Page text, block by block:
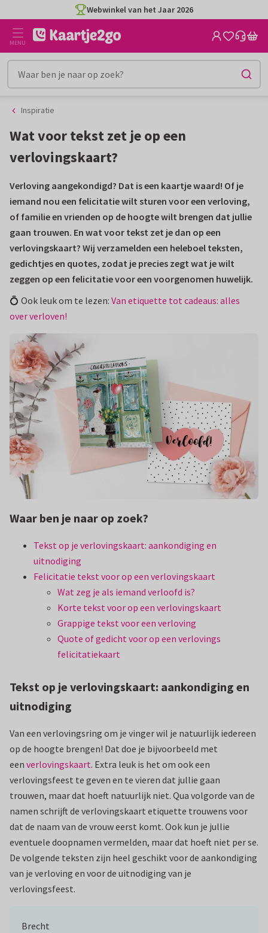
naar
inhoud
naar
het
filter
Webwinkel van het Jaar 2026
MENU
Inspiratie
Wat voor tekst zet je op een
verlovingskaart?
Verloving aangekondigd? Dat is een kaartje waard! Of je
iemand nou een felicitatie wilt sturen voor een verloving,
of familie en vrienden op de hoogte wilt brengen dat jullie
gaan trouwen. En wat voor tekst zet je dan op een
verlovingskaart? Wij verzamelden een heleboel teksten,
gedichtjes en quotes, zodat je precies zegt wat je wilt
zeggen op een felicitatie voor een voorgenomen huwelijk.
💍 Ook leuk om te lezen: Van etiquette tot cadeaus: alles
over verloven!
Waar ben je naar op zoek?
Tekst op je verlovingskaart: aankondiging en
uitnodiging
Felicitatie tekst voor op een verlovingskaart
Wat zeg je als iemand verloofd is?
Korte tekst voor op een verlovingskaart
Grappige tekst voor een verloving
Quote of gedicht voor op een verlovings
felicitatiekaart
Tekst op je verlovingskaart: aankondiging en
uitnodiging
Van een verlovingsring om je vinger wil je natuurlijk iedereen
op de hoogte brengen! Dat doe je bijvoorbeeld met
een verlovingskaart. Extra leuk is het om ook een
verlovingsfeest te geven en te vieren dat jullie gaan
trouwen, maar dat hoeft natuurlijk niet. Qua volgorde van de
namen schrijft de verlovingskaart etiquette trouwens voor
dat de naam van de vrouw eerst komt. Ook kun je jullie
eventuele doopnamen vermelden, maar dat hoeft niet per se.
De volgende teksten zijn heel geschikt voor de aankondiging
van je verloving en voor de uitnodiging van je
verlovingsfeest.
Brecht